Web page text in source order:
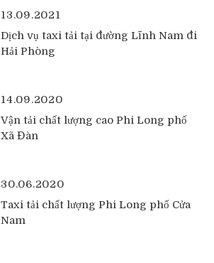
13.09.2021
Dịch vụ taxi tải tại đường Lĩnh Nam đi
Hải Phòng
14.09.2020
Vận tải chất lượng cao Phi Long phố
Xã Đàn
30.06.2020
Taxi tải chất lượng Phi Long phố Cửa
Nam